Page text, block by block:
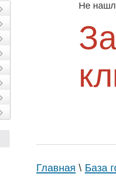
Не нашли работу?
Главная \ База